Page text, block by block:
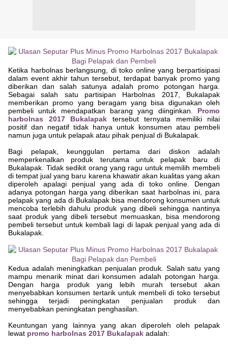
Ketika harbolnas berlangsung, di toko online yang berpartisipasi
dalam event akhir tahun tersebut, terdapat banyak promo yang
diberikan dan salah satunya adalah promo potongan harga.
Sebagai salah satu partisipan Harbolnas 2017, Bukalapak
memberikan promo yang beragam yang bisa digunakan oleh
pembeli untuk mendapatkan barang yang diinginkan. Promo
harbolnas 2017 Bukalapak
tersebut ternyata memiliki nilai
positif dan negatif tidak hanya untuk konsumen atau pembeli
namun juga untuk pelapak atau pihak penjual di Bukalapak.
Bagi pelapak, keunggulan pertama dari diskon adalah
memperkenalkan produk terutama untuk pelapak baru di
Bukalapak. Tidak sedikit orang yang ragu untuk memilih membeli
di tempat jual yang baru karena khawatir akan kualitas yang akan
diperoleh apalagi penjual yang ada di toko online. Dengan
adanya potongan harga yang diberikan saat harbolnas ini, para
pelapak yang ada di Bukalapak bisa mendorong konsumen untuk
mencoba terlebih dahulu produk yang dibeli sehingga nantinya
saat produk yang dibeli tersebut memuaskan, bisa mendorong
pembeli tersebut untuk kembali lagi di lapak penjual yang ada di
Bukalapak.
Kedua adalah meningkatkan penjualan produk. Salah satu yang
mampu menarik minat dari konsumen adalah potongan harga.
Dengan harga produk yang lebih murah tersebut akan
menyebabkan konsumen tertarik untuk membeli di toko tersebut
sehingga terjadi peningkatan penjualan produk dan
menyebabkan peningkatan penghasilan.
Keuntungan yang lainnya yang akan diperoleh oleh pelapak
lewat promo harbolnas 2017 Bukalapak adalah: